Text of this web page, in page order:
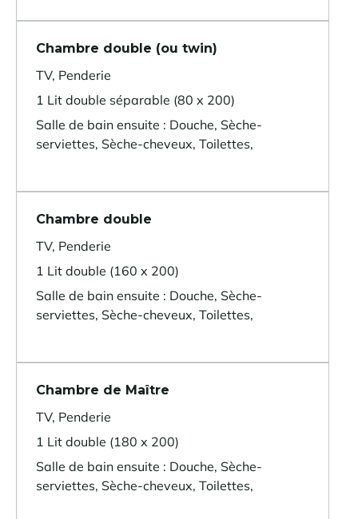
Chambre double (ou twin)
TV, Penderie
1 Lit double séparable (80 x 200)
Salle de bain ensuite : Douche, Sèche-
serviettes, Sèche-cheveux, Toilettes,
Chambre double
TV, Penderie
1 Lit double (160 x 200)
Salle de bain ensuite : Douche, Sèche-
serviettes, Sèche-cheveux, Toilettes,
Chambre de Maître
TV, Penderie
1 Lit double (180 x 200)
Salle de bain ensuite : Douche, Sèche-
serviettes, Sèche-cheveux, Toilettes,